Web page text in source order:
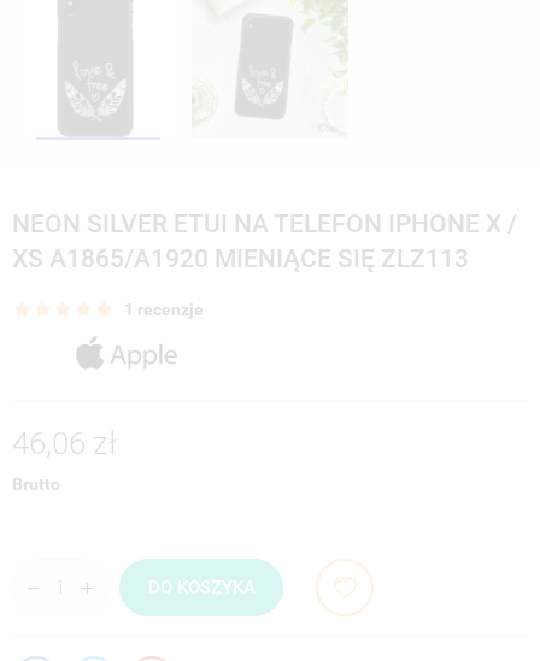
NEON SILVER ETUI NA TELEFON IPHONE X /
XS A1865/A1920 MIENIĄCE SIĘ ZLZ113
1 recenzje
46,06 zł
Brutto
DO KOSZYKA